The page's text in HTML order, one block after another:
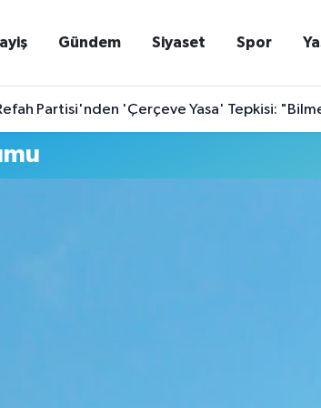
Gündem Siyaset Spor
Partisi'nden 'Çerçeve Yasa' Tepkisi: